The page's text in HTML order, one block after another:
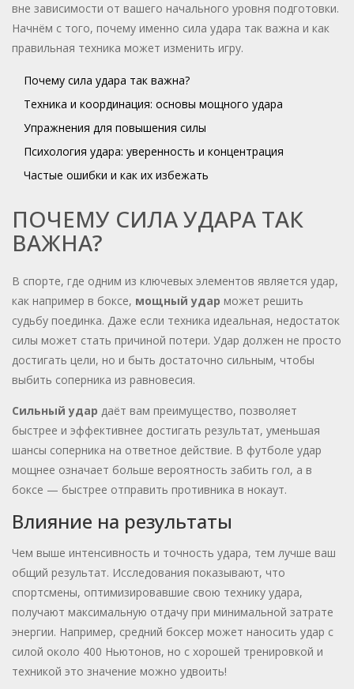
вне зависимости от вашего начального уровня подготовки.
Начнём с того, почему именно сила удара так важна и как
правильная техника может изменить игру.
Почему сила удара так важна?
Техника и координация: основы мощного удара
Упражнения для повышения силы
Психология удара: уверенность и концентрация
Частые ошибки и как их избежать
ПОЧЕМУ СИЛА УДАРА ТАК
ВАЖНА?
В спорте, где одним из ключевых элементов является удар,
как например в боксе, мощный удар может решить
судьбу поединка. Даже если техника идеальная, недостаток
силы может стать причиной потери. Удар должен не просто
достигать цели, но и быть достаточно сильным, чтобы
выбить соперника из равновесия.
Сильный удар даёт вам преимущество, позволяет
быстрее и эффективнее достигать результат, уменьшая
шансы соперника на ответное действие. В футболе удар
мощнее означает больше вероятность забить гол, а в
боксе — быстрее отправить противника в нокаут.
Влияние на результаты
Чем выше интенсивность и точность удара, тем лучше ваш
общий результат. Исследования показывают, что
спортсмены, оптимизировавшие свою технику удара,
получают максимальную отдачу при минимальной затрате
энергии. Например, средний боксер может наносить удар с
силой около 400 Ньютонов, но с хорошей тренировкой и
техникой это значение можно удвоить!